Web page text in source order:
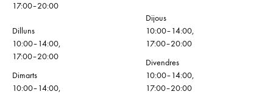
17:00–20:00
Dilluns
10:00–14:00,
17:00–20:00
Dimarts
10:00–14:00,
Dijous
10:00–14:00,
17:00–20:00
Divendres
10:00–14:00,
17:00–20:00